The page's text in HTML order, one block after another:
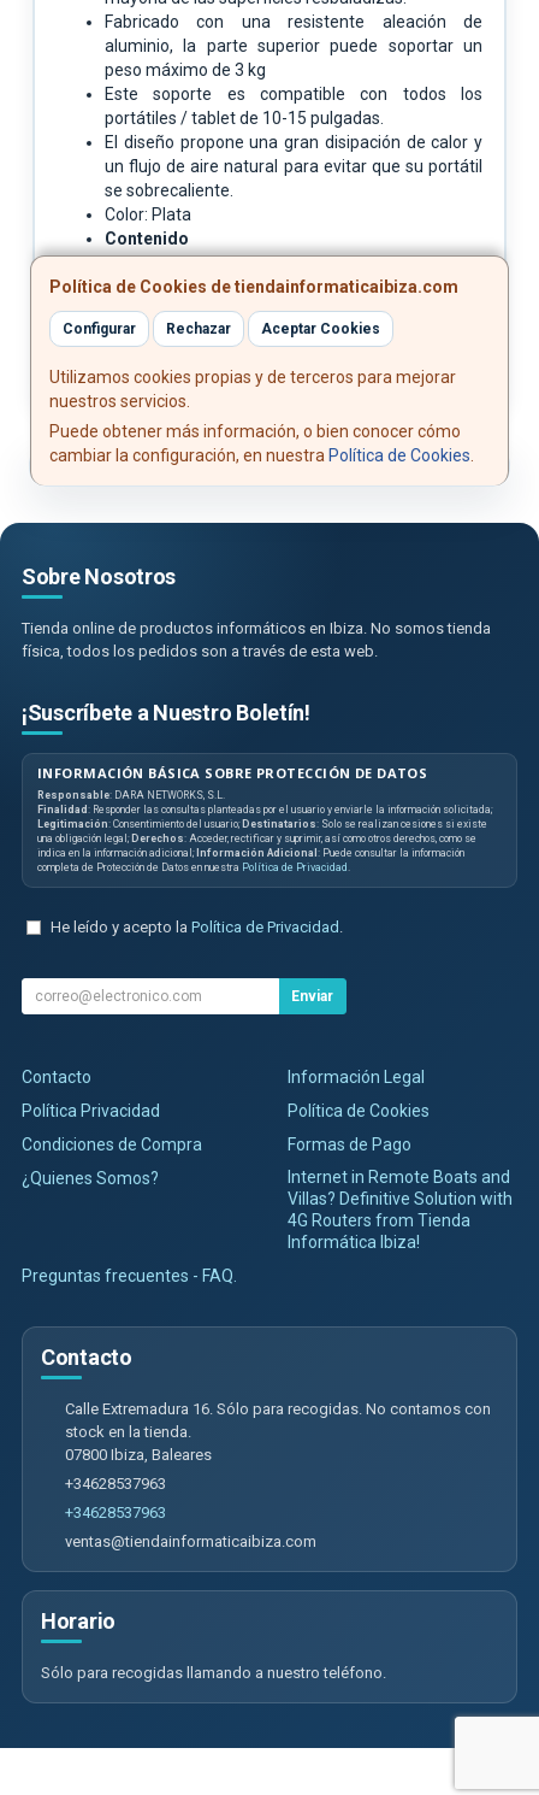
Fabricado con una resistente aleación de
aluminio, la parte superior puede soportar un
peso máximo de 3 kg
Este soporte es compatible con todos los
portátiles / tablet de 10-15 pulgadas.
El diseño propone una gran disipación de calor y
un flujo de aire natural para evitar que su portátil
se sobrecaliente.
Color: Plata
Contenido
1 x Soporte de sobremesa plegable y
ajustable para portátil o Tablet
1 x Funda para soporte
Política de Cookies de tiendainformaticaibiza.com
Configurar Rechazar Aceptar Cookies
Utilizamos cookies propias y de terceros para mejorar
nuestros servicios.
Puede obtener más información, o bien conocer cómo
cambiar la configuración, en nuestra Política de Cookies
Sobre Nosotros
Tienda online de productos informáticos en Ibiza. No somos tienda
física, todos los pedidos son a través de esta web.
¡Suscríbete a Nuestro Boletín!
INFORMACIÓN BÁSICA SOBRE PROTECCIÓN DE DATOS
Responsable: DARA NETWORKS, S.L.
Finalidad : Responder las consultas planteadas por el usuario y enviarle la información solicitada;
Legitimación: Consentimiento del usuario; Destinatarios: Solo se realizan cesiones si existe
una obligación legal; Derechos: Acceder, rectificar y suprimir, así como otros derechos, como se
indica en la información adicional; Información Adicional : Puede consultar la información
completa de Protección de Datos en nuestra Política de Privacidad
He leído y acepto la Política de Privacidad
Enviar
Contacto
Información Legal
Política Privacidad
Política de Cookies
Condiciones de Compra
Formas de Pago
¿Quienes Somos?
Internet in Remote Boats and
Villas? Definitive Solution with
4G Routers from Tienda
Informática Ibiza!
Preguntas frecuentes - FAQ.
Contacto
Calle Extremadura 16. Sólo para recogidas. No contamos con
stock en la tienda.
07800 Ibiza Baleares
+34628537963
+34628537963
ventas@tiendainformaticaibiza.com
Horario
Sólo para recogidas llamando a nuestro teléfono.